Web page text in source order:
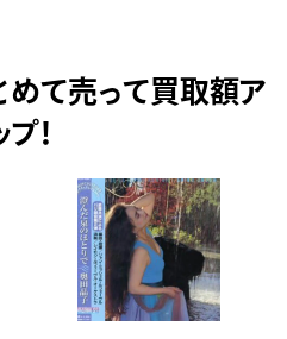
めて売って 買取額ア
プ！